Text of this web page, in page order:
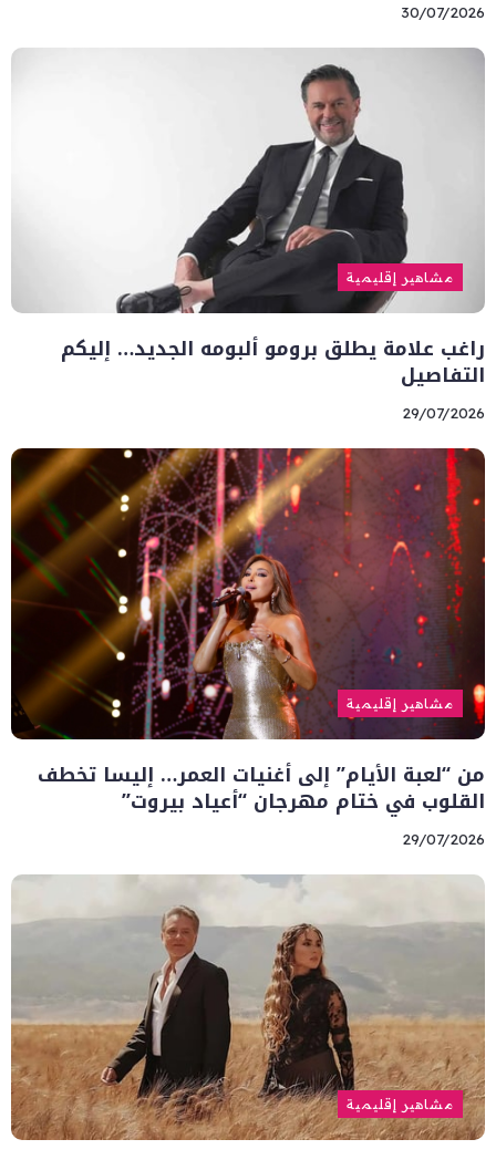
30/07/2026
مشاهير إقليمية
راغب علامة يطلق برومو ألبومه الجديد… إليكم
التفاصيل
29/07/2026
مشاهير إقليمية
من “لعبة الأيام” إلى أغنيات العمر… إليسا تخطف
القلوب في ختام مهرجان “أعياد بيروت”
29/07/2026
مشاهير إقليمية